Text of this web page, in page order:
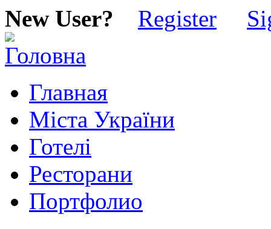
New User? Register
Главная
Міста України
Готелі
Ресторани
Портфолио